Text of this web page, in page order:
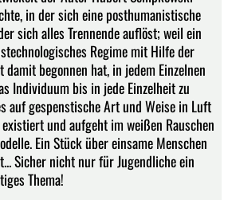
in der sich eine posthumanistische
sich alles Trennende auflöst; weil ein
Regime mit Hilfe der
begonnen hat, in jedem Einzelnen
Individuum bis in jede Einzelheit zu
auf gespenstische Art und Weise in Luft
und aufgeht im weißen Rauschen
Ein Stück über einsame Menschen
Sicher nicht nur für Jugendliche ein
Thema!